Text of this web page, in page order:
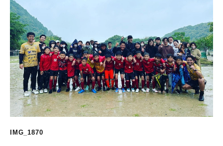
IMG_1870